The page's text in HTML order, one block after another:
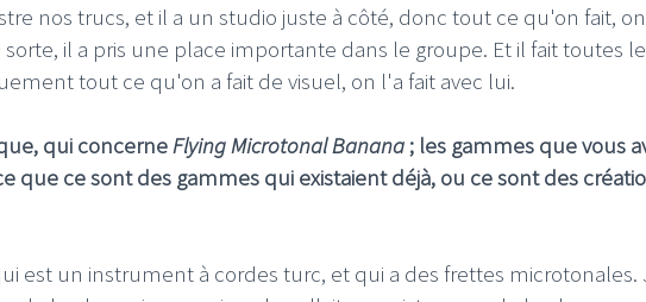
nos trucs, et il a un studio juste à côté, donc tout ce qu'on fait,
il a pris une place importante dans le groupe. Et il fait toutes
tout ce qu'on a fait de visuel, on l'a fait avec lui.
qui concerne Flying Microtonal Banana ; les gammes que vous
que ce sont des gammes qui existaient déjà, ou ce sont des
est un instrument à cordes turc, et qui a des frettes microtonales.